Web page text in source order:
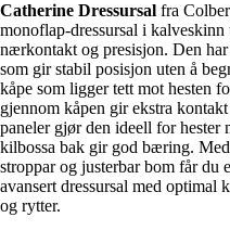
Catherine Dressursal fra
monoflap-dressursal i
nærkontakt og presisjon. Den
som gir stabil posisjon uten å
kåpe som ligger tett mot hesten
gjennom kåpen gir ekstra
paneler gjør den ideell for hester
kilbossa bak gir god bæring.
stroppar og justerbar bom får du
avansert dressursal med optimal
og rytter.